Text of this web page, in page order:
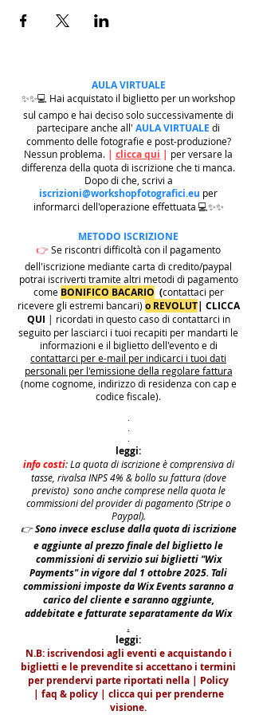
AULA VIRTUALE
✨✨💻 Hai acquistato il biglietto per un workshop
sul campo e hai deciso solo successivamente di
partecipare anche all' AULA VIRTUALE di
commento delle fotografie e post-produzione?
Nessun problema. | clicca qui | per versare la
differenza della quota di iscrizione che ti manca.
Dopo di che, scrivi a
iscrizioni@workshopfotografici.eu per
informarci dell'operazione effettuata 💻✨✨
METODO ISCRIZIONE
👉 Se riscontri difficoltà con il pagamento
dell'iscrizione mediante carta di credito/paypal
potrai iscriverti tramite altri metodi di pagamento
come BONIFICO BACARIO (contattaci per
ricevere gli estremi bancari) o REVOLUT| CLICCA
QUI | ricordati in questo caso di contattarci in
seguito per lasciarci i tuoi recapiti per mandarti le
informazioni e il biglietto dell'evento e di
contattarci per e-mail per indicarci i tuoi dati
personali per l'emissione della regolare fattura
(nome cognome, indirizzo di residenza con cap e
codice fiscale).
.
.
.
leggi:
info costi: La quota di iscrizione è comprensiva di
tasse, rivalsa INPS 4% & bollo su fattura (dove
previsto) sono anche comprese nella quota le
commissioni del provider di pagamento (Stripe o
Paypal).
👉Sono invece escluse dalla quota di iscrizione
e aggiunte al prezzo finale del biglietto le
commissioni di servizio sui biglietti "Wix
Payments" in vigore dal 1 ottobre 2025. Tali
commissioni imposte da Wix Events saranno a
carico del cliente e saranno aggiunte,
addebitate e fatturate separatamente da Wix
.
leggi:
N.B: iscrivendosi agli eventi e acquistando i
biglietti e le prevendite si accettano i termini
per prendervi parte riportati nella | Policy
| faq & policy | clicca qui per prenderne
visione.